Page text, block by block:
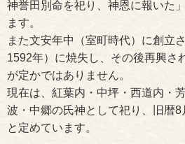
神誉田別命を祀り、神恩に報いた
ます。
また文安年中（室町時代）に創立
1592年）に焼失し、その後再興さ
が定かではありません。
現在は、紅葉内・中坪・西道内・
波・中郷の氏神として祀り、旧暦
と定めています。